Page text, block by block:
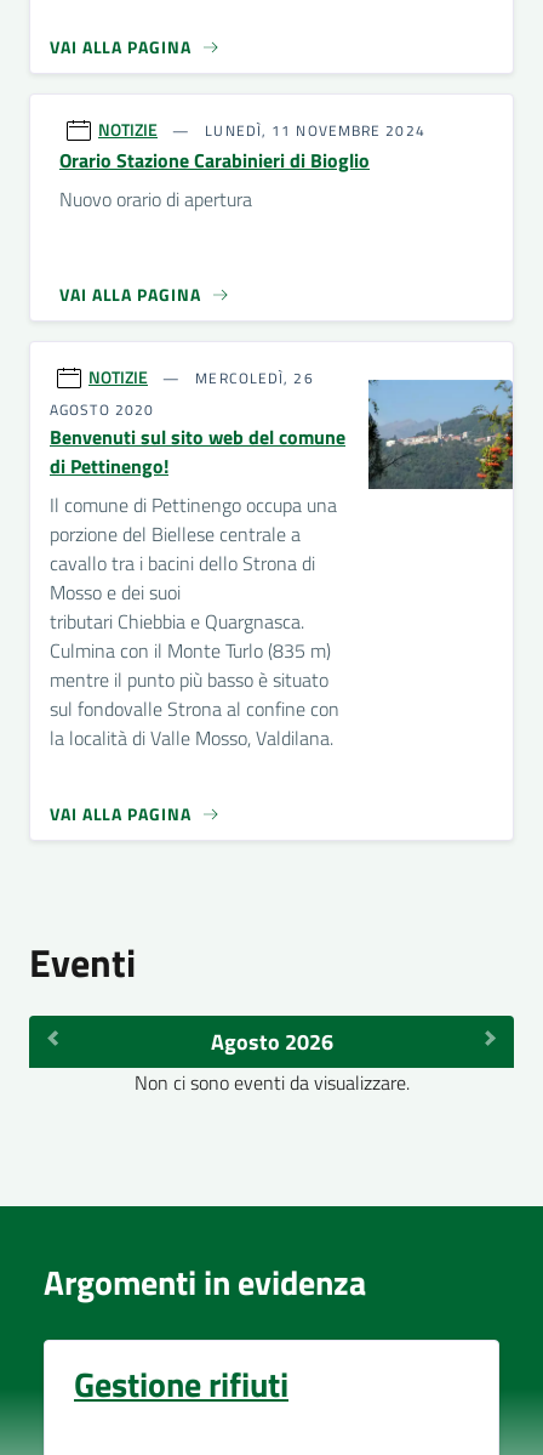
VAI ALLA PAGINA
NOTIZIE LUNEDÌ, 11 NOVEMBRE 2024
Orario Stazione Carabinieri di Bioglio
Nuovo orario di apertura
VAI ALLA PAGINA
NOTIZIE
MERCOLEDÌ, 26
AGOSTO 2020
Benvenuti sul sito web del comune
di Pettinengo!
Il comune di Pettinengo occupa una
porzione del Biellese centrale a
cavallo tra i bacini dello Strona di
Mosso e dei suoi
tributari Chiebbia e Quargnasca.
Culmina con il Monte Turlo (835 m)
mentre il punto più basso è situato
sul fondovalle Strona al confine con
la località di Valle Mosso, Valdilana.
VAI ALLA PAGINA
Eventi
Agosto 2026
Non ci sono eventi da visualizzare.
Argomenti in evidenza
Gestione rifiuti